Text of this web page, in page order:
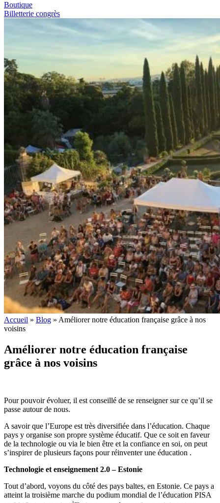
Boutique
Billetterie congrès
Accueil » Blog » Améliorer notre éducation française grâce à nos
voisins
Améliorer notre éducation française
grâce à nos voisins
Pour pouvoir évoluer, il est conseillé de se renseigner sur ce qu’il se
passe autour de nous.
A savoir que l’Europe est très diversifiée dans l’éducation. Chaque
pays y organise son propre système éducatif. Que ce soit en faveur
de la technologie ou via le bien être et la confiance en soi, on peut
s’inspirer de plusieurs façons pour réinventer une éducation .
Technologie et enseignement 2.0 – Estonie
Tout d’abord, voyons du côté des pays baltes, en Estonie. Ce pays a
atteint la troisième marche du podium mondial de l’éducation PISA